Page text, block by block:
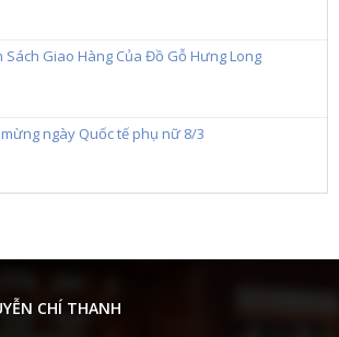
Sách Giao Hàng Của Đồ Gỗ Hưng Long
mừng ngày Quốc tế phụ nữ 8/3
CHÍ THANH